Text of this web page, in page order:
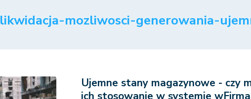
likwidacja-mozliwosci-generowania-
Ujemne stany magazynowe - czy
ich stosowanie w systemie